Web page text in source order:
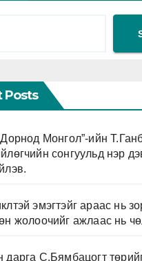
Posts
Монгол”-ийн
сонгуульд нэр
эмэгтэйг араас нь
жолоочийг ажлаас нь
С.Бямбацогт